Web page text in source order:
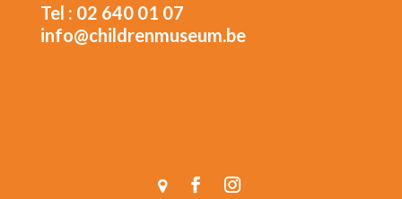
Tel : 02 640 01 07
info@childrenmuseum.be